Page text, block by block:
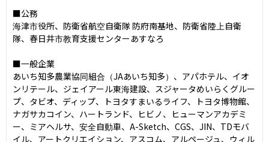
■公務
海津市役所、防衛省航空⾃衛隊 防府南基地、防衛省陸上⾃衛
隊、春⽇井市教育⽀援センターあすなろ
■一般企業
あいち知多農業協同組合（JAあいち知多）、アパホテル、イオ
ンリテール、ジェイアール東海建設、スジャータめいらくグルー
プ、タビオ、ディップ、トヨタすまいるライフ、トヨタ博物館、
ナガサカコイン、ハートランド、ヒビノ、ヒューマンアカデミ
ー、ミアヘルサ、安全⾃動⾞、A-Sketch、CGS、JIN、TDモバ
イル、アートクリエイション、アスコム、アルページュ、ウィル